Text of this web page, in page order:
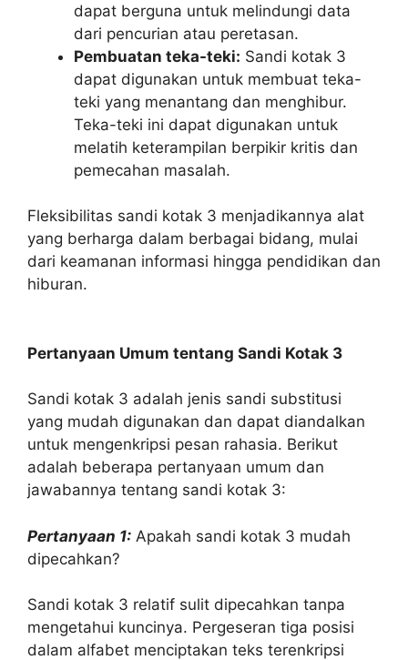
dapat berguna untuk melindungi data
dari pencurian atau peretasan.
Pembuatan teka-teki: Sandi kotak 3
dapat digunakan untuk membuat teka-
teki yang menantang dan menghibur.
Teka-teki ini dapat digunakan untuk
melatih keterampilan berpikir kritis dan
pemecahan masalah.
Fleksibilitas sandi kotak 3 menjadikannya alat
yang berharga dalam berbagai bidang, mulai
dari keamanan informasi hingga pendidikan dan
hiburan.
Pertanyaan Umum tentang Sandi Kotak 3
Sandi kotak 3 adalah jenis sandi substitusi
yang mudah digunakan dan dapat diandalkan
untuk mengenkripsi pesan rahasia. Berikut
adalah beberapa pertanyaan umum dan
jawabannya tentang sandi kotak 3:
Pertanyaan 1: Apakah sandi kotak 3 mudah
dipecahkan?
Sandi kotak 3 relatif sulit dipecahkan tanpa
mengetahui kuncinya. Pergeseran tiga posisi
dalam alfabet menciptakan teks terenkripsi